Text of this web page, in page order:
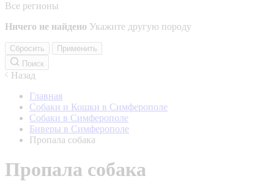
Все регионы
Ничего не найдено Укажите другую породу
Сбросить
Применить
Поиск
Назад
Главная
Собаки и Кошки в Симферополе
Собаки в Симферополе
Биверы в Симферополе
Пропала собака
Пропала собака